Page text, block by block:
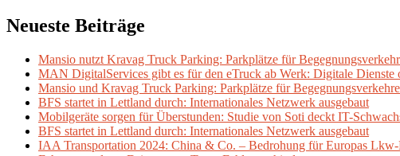
Neueste Beiträge
Mansio nutzt Kravag Truck Parking: Parkplätze für
MAN DigitalServices gibt es für den eTruck ab Werk: Digitale
Mansio und Kravag Truck Parking: Parkplätze für Begegnungsverkehre
BFS startet in Lettland durch: Internationales Netzwerk ausgebaut
Mobilgeräte sorgen für Überstunden: Studie von Soti deckt IT-
BFS startet in Lettland durch: Internationales Netzwerk ausgebaut
IAA Transportation 2024: China & Co. – Bedrohung für Europas